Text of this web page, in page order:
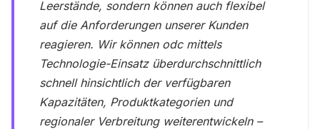
Leerstände, sondern können auch flexibel
auf die Anforderungen unserer Kunden
reagieren. Wir können odc mittels
Technologie-Einsatz überdurchschnittlich
schnell hinsichtlich der verfügbaren
Kapazitäten, Produktkategorien und
regionaler Verbreitung weiterentwickeln –